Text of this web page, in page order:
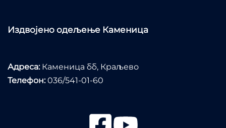
Издвојено одељење Каменица
Адреса:Каменица бб, Краљево
Телефон:036/541-01-60